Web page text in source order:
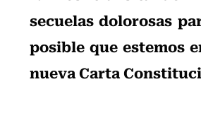
secuelas dolorosas
posible que estemos
nueva Carta